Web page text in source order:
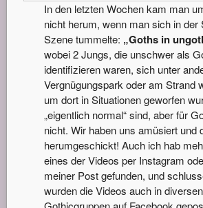
In den letzten Wochen kam man
nicht herum, wenn man sich in der
Szene tummelte: „Goths in
wobei 2 Jungs, die unschwer als
identifizieren waren, sich unter
Vergnügungspark oder am Strand
um dort in Situationen geworfen
„eigentlich normal“ sind, aber für
nicht. Wir haben uns amüsiert und
herumgeschickt! Auch ich hab
eines der Videos per Instagram
meiner Post gefunden, und
wurden die Videos auch in diversen